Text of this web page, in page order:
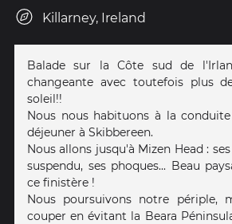
Killarney, Ireland
Balade sur la Côte sud de
changeante avec toutefois plus
soleil!!
Nous nous habituons à la
déjeuner à Skibbereen.
Nous allons jusqu'à Mizen Head :
suspendu, ses phoques... Beau
ce finistère !
Nous poursuivons notre périple,
couper en évitant la Beara